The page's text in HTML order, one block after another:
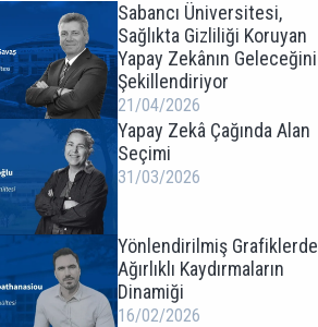
Sabancı Üniversitesi,
Sağlıkta Gizliliği Koruyan
Yapay Zekânın Geleceğini
Şekillendiriyor
21/04/2026
Yapay Zekâ Çağında Alan
Seçimi
31/03/2026
Yönlendirilmiş Grafiklerde
Ağırlıklı Kaydırmaların
Dinamiği
16/02/2026